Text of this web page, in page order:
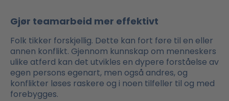
Gjør teamarbeid mer effektivt
Folk tikker forskjellig. Dette kan fort føre til en eller
annen konflikt. Gjennom kunnskap om menneskers
ulike atferd kan det utvikles en dypere forståelse av
egen persons egenart, men også andres, og
konflikter løses raskere og i noen tilfeller til og med
forebygges.